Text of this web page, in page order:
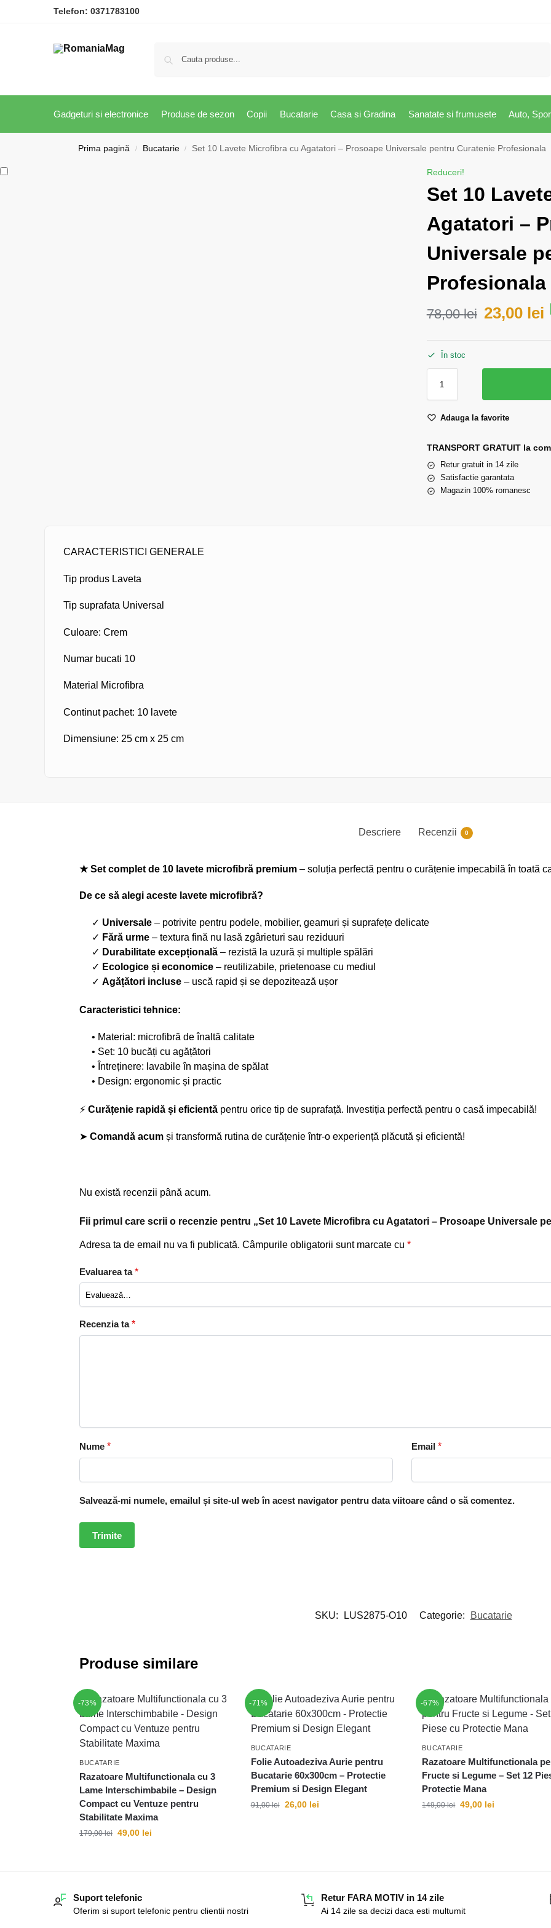
Telefon: 0371783100
Gadgeturi si electronice Produse de sezon Copii Bucatarie Casa si Gradina Sanatate si frumusete Auto,
Prima pagină / Bucatarie / Set 10 Lavete Microfibra cu Agatatori – Prosoape Universale pentru Curatenie Profesionala
Reduceri!
Set 10
Agatatori –
Universale
Profesionala
78,00lei 23,00 lei
În stoc
Adauga la favorite
TRANSPORT GRATUIT la
Retur gratuit in 14 zile
Satisfactie garantata
Magazin 100% romanesc
CARACTERISTICI GENERALE
Tip produs Laveta
Tip suprafata Universal
Culoare: Crem
Numar bucati 10
Material Microfibra
Continut pachet: 10 lavete
Dimensiune: 25 cm x 25 cm
Descriere Recenzii 0
★ Set complet de 10 lavete microfibră premium– soluția perfectă pentru o curățenie impecabilă în toată
De ce să alegi aceste lavete microfibră?
✓ Universale– potrivite pentru podele, mobilier, geamuri și suprafețe delicate
✓ Fără urme– textura fină nu lasă zgârieturi sau reziduuri
✓ Durabilitate excepțională– rezistă la uzură și multiple spălări
✓ Ecologice și economice– reutilizabile, prietenoase cu mediul
✓ Agățători incluse– uscă rapid și se depozitează ușor
Caracteristici tehnice:
• Material: microfibră de înaltă calitate
• Set: 10 bucăți cu agățători
• Întreținere: lavabile în mașina de spălat
• Design: ergonomic și practic
⚡ Curățenie rapidă și eficientăpentru orice tip de suprafață. Investiția perfectă pentru o casă impecabilă!
➤ Comandă acumși transformă rutina de curățenie într-o experiență plăcută și eficientă!
Nu există recenzii până acum.
Fii primul care scrii o recenzie pentru „Set 10 Lavete Microfibra cu Agatatori – Prosoape Universale
Adresa ta de email nu va fi publicată. Câmpurile obligatorii sunt marcate cu *
Evaluarea ta*
Recenzia ta*
Nume * Email *
Salvează-mi numele, emailul și site-ul web în acest navigator pentru data viitoare când o să comentez.
SKU: LUS2875-O10 Categorie: Bucatarie
Produse similare
-73%
BUCATARIE
Razatoare Multifunctionala cu 3
Lame Interschimbabile – Design
Compact cu Ventuze pentru
Stabilitate Maxima
179,00lei 49,00 lei
-71%
BUCATARIE
Folie Autoadeziva Aurie pentru
Bucatarie 60x300cm – Protectie
Premium si Design Elegant
91,00lei 26,00 lei
-67%
BUCATARIE
Razatoare Multifunctionala
Fructe si Legume – Set 12
Protectie Mana
149,00lei 49,00 lei
Suport telefonic
Oferim si suport telefonic pentru clientii nostri
Retur FARA MOTIV in 14 zile
Ai 14 zile sa decizi daca esti multumit